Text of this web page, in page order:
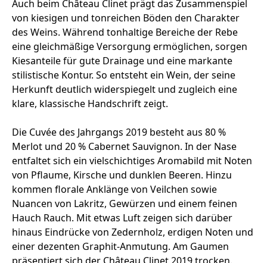
Auch beim Château Clinet prägt das Zusammenspiel
von kiesigen und tonreichen Böden den Charakter
des Weins. Während tonhaltige Bereiche der Rebe
eine gleichmäßige Versorgung ermöglichen, sorgen
Kiesanteile für gute Drainage und eine markante
stilistische Kontur. So entsteht ein Wein, der seine
Herkunft deutlich widerspiegelt und zugleich eine
klare, klassische Handschrift zeigt.
Die Cuvée des Jahrgangs 2019 besteht aus 80 %
Merlot und 20 % Cabernet Sauvignon. In der Nase
entfaltet sich ein vielschichtiges Aromabild mit Noten
von Pflaume, Kirsche und dunklen Beeren. Hinzu
kommen florale Anklänge von Veilchen sowie
Nuancen von Lakritz, Gewürzen und einem feinen
Hauch Rauch. Mit etwas Luft zeigen sich darüber
hinaus Eindrücke von Zedernholz, erdigen Noten und
einer dezenten Graphit-Anmutung. Am Gaumen